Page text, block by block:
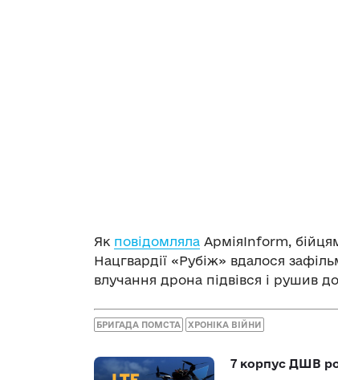
Як повідомляла АрміяInform,
Нацгвардії «Рубіж» вдалося
влучання дрона підвівся і рушив
БРИГАДА ПОМСТА ХРОНІКА ВІЙНИ
7 корпус ДШВ